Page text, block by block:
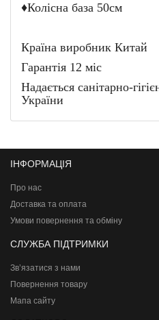
♦Колісна база 50см
Країна виробник Китай
Гарантія 12 міс
Надається санітарно-
України
ІНФОРМАЦІЯ
Про нас
Доставка та оплата
Умови повернення та обміну
СЛУЖБА ПІДТРИМКИ
Зв’язатися з нами
Повернення товару
Мапа сайту